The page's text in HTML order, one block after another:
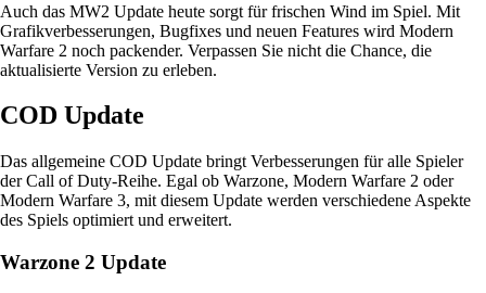
Auch das MW2 Update heute sorgt für frischen Wind im Spiel. Mit
Grafikverbesserungen, Bugfixes und neuen Features wird Modern
Warfare 2 noch packender. Verpassen Sie nicht die Chance, die
aktualisierte Version zu erleben.
COD Update
Das allgemeine COD Update bringt Verbesserungen für alle Spieler
der Call of Duty-Reihe. Egal ob Warzone, Modern Warfare 2 oder
Modern Warfare 3, mit diesem Update werden verschiedene Aspekte
des Spiels optimiert und erweitert.
Warzone 2 Update